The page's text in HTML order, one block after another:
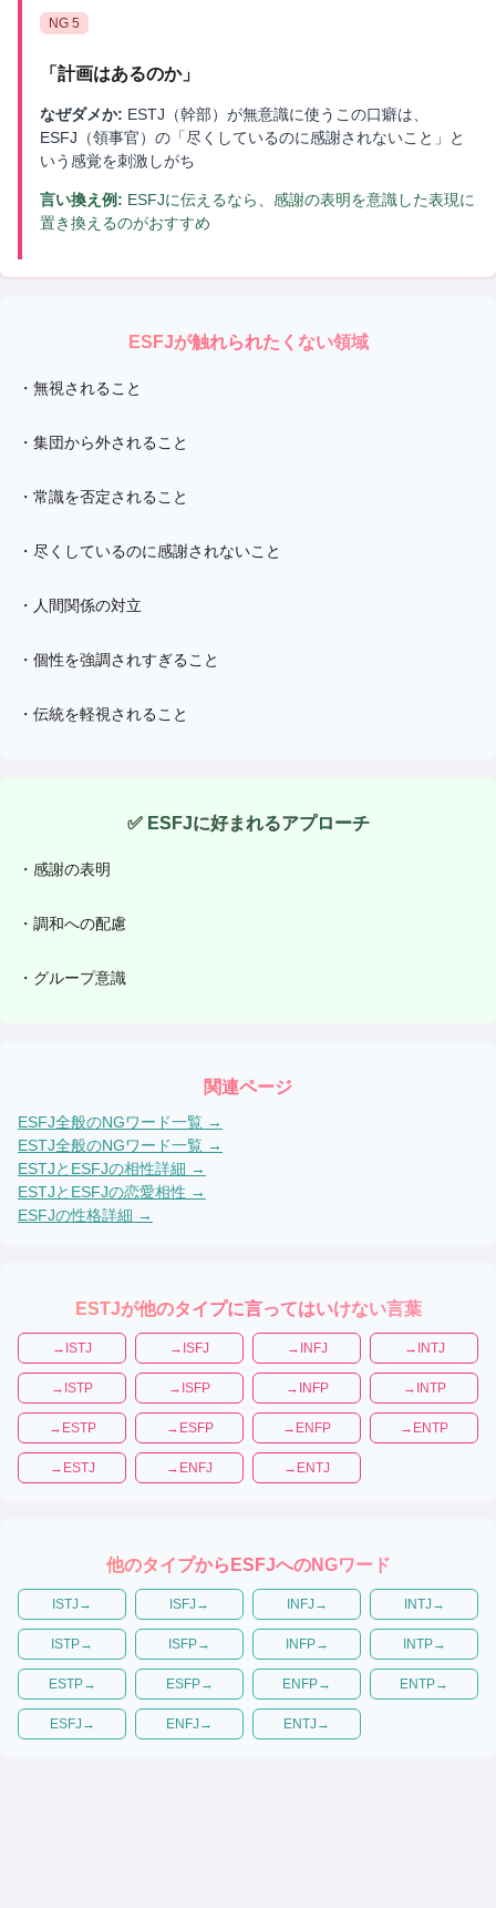
NG 5
「 計画はあるのか」
なぜダメか: ESTJ（幹部）が無意識に使うこの口癖は、
ESFJ（領事官）の「尽くしているのに感謝されないこと」と
いう感覚を刺激しがち
言い換え例: ESFJに伝えるなら、感謝の表明を意識した表現に
置き換えるのがおすすめ
ESFJが触れられたくない領域
・ 無視されること
・ 集団から外されること
・ 常識を否定されること
・ 尽くしているのに感謝されないこと
・ 人間関係の対立
・ 個性を強調されすぎること
・ 伝統を軽視されること
✅ ESFJに好まれるアプローチ
・ 感謝の表明
・ 調和への配慮
・ グループ意識
関連ページ
ESFJ全般のNGワード一覧 →
ESTJ全般のNGワード一覧 →
ESTJと ESFJの相性詳細 →
ESTJと ESFJの恋愛相性 →
ESFJの性格詳細 →
ESTJが他のタイプに言ってはいけない言葉
→ ISTJ → ISFJ → INFJ → INTJ
→ ISTP → ISFP → INFP → INTP
→ ESTP → ESFP → ENFP → ENTP
→ ESTJ → ENFJ → ENTJ
他のタイプから ESFJへのNGワード
ISTJ → ISFJ → INFJ → INTJ →
ISTP→ ISFP→ INFP→ INTP→
ESTP→ ESFP→ ENFP→ ENTP→
ESFJ → ENFJ → ENTJ →